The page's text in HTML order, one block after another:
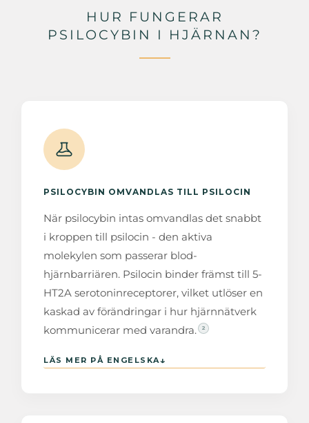
HUR FUNGERAR
PSILOCYBIN I HJÄRNAN?
PSILOCYBIN OMVANDLAS TILL PSILOCIN
När psilocybin intas omvandlas det snabbt
i kroppen till psilocin - den aktiva
molekylen som passerar blod-
hjärnbarriären. Psilocin binder främst till 5-
HT2A serotoninreceptorer, vilket utlöser en
kaskad av förändringar i hur hjärnnätverk
kommunicerar med varandra.
2
LÄS MER PÅ ENGELSKA↓